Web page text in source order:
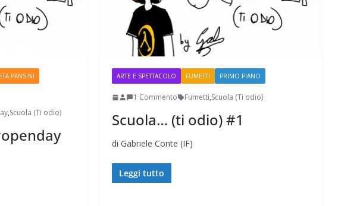
PANSINI
,Scuola (Ti odio)
ARTE E SPETTACOLO FUMETTI PRIMO PIANO
1 Commento Fumetti,Scuola (Ti odio)
Scuola… (ti odio) #1
di Gabriele Conte (IF)
Leggi tutto